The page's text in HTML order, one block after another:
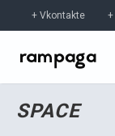
Vkontakte
SPACE